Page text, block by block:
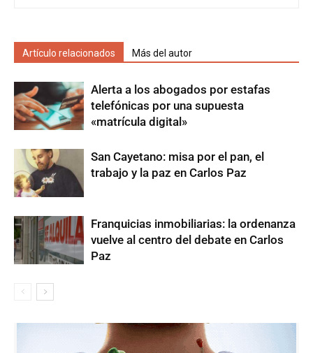
Artículo relacionados Más del autor
Alerta a los abogados por estafas
telefónicas por una supuesta
«matrícula digital»
San Cayetano: misa por el pan, el
trabajo y la paz en Carlos Paz
Franquicias inmobiliarias: la ordenanza
vuelve al centro del debate en Carlos
Paz